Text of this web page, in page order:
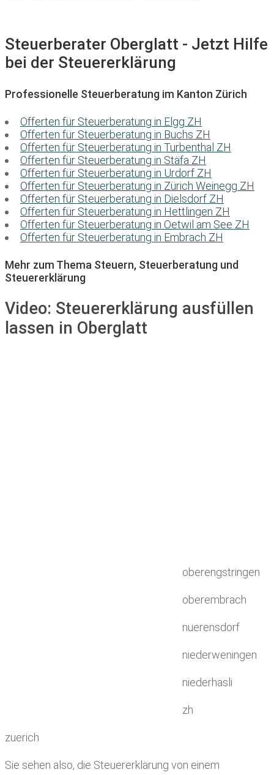
Steuerberater Oberglatt - Jetzt Hilfe
bei der Steuererklärung
Professionelle Steuerberatung im Kanton Zürich
Offerten für Steuerberatung in Elgg ZH
Offerten für Steuerberatung in Buchs ZH
Offerten für Steuerberatung in Turbenthal ZH
Offerten für Steuerberatung in Stäfa ZH
Offerten für Steuerberatung in Urdorf ZH
Offerten für Steuerberatung in Zürich Weinegg ZH
Offerten für Steuerberatung in Dielsdorf ZH
Offerten für Steuerberatung in Hettlingen ZH
Offerten für Steuerberatung in Oetwil am See ZH
Offerten für Steuerberatung in Embrach ZH
Mehr zum Thema Steuern, Steuerberatung und
Steuererklärung
Video: Steuererklärung ausfüllen
lassen in Oberglatt
oberengstringen
oberembrach
nuerensdorf
niederweningen
niederhasli
zh
zuerich
Sie sehen also, die Steuererklärung von einem